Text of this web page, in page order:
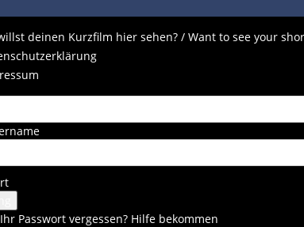
deinen Kurzfilm hier sehen? / Want to see your
Passwort vergessen? Hilfe bekommen